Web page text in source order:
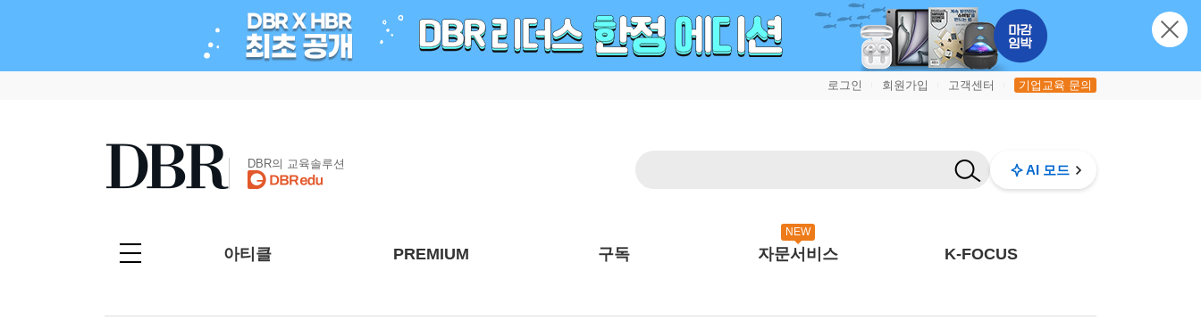
로그인 회원가입 고객센터 기업교육 문의
DBR의 교육솔루션 AI 모드
아티클 PREMIUM 구독
NEW
자문서비스 K-FOCUS